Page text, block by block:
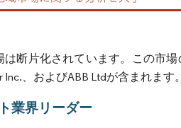
断片化されています。この市
、およびABB Ltdが含まれます。
業界リーダー